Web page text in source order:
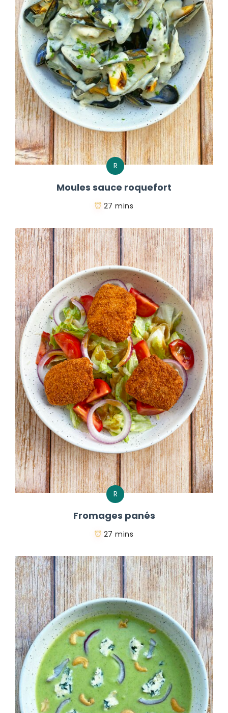
R
Moules sauce roquefort
27 mins
R
Fromages panés
27 mins